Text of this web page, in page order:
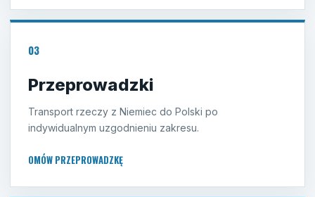
03
Przeprowadzki
Transport rzeczy z Niemiec do Polski po
indywidualnym uzgodnieniu zakresu.
OMÓW PRZEPROWADZKĘ